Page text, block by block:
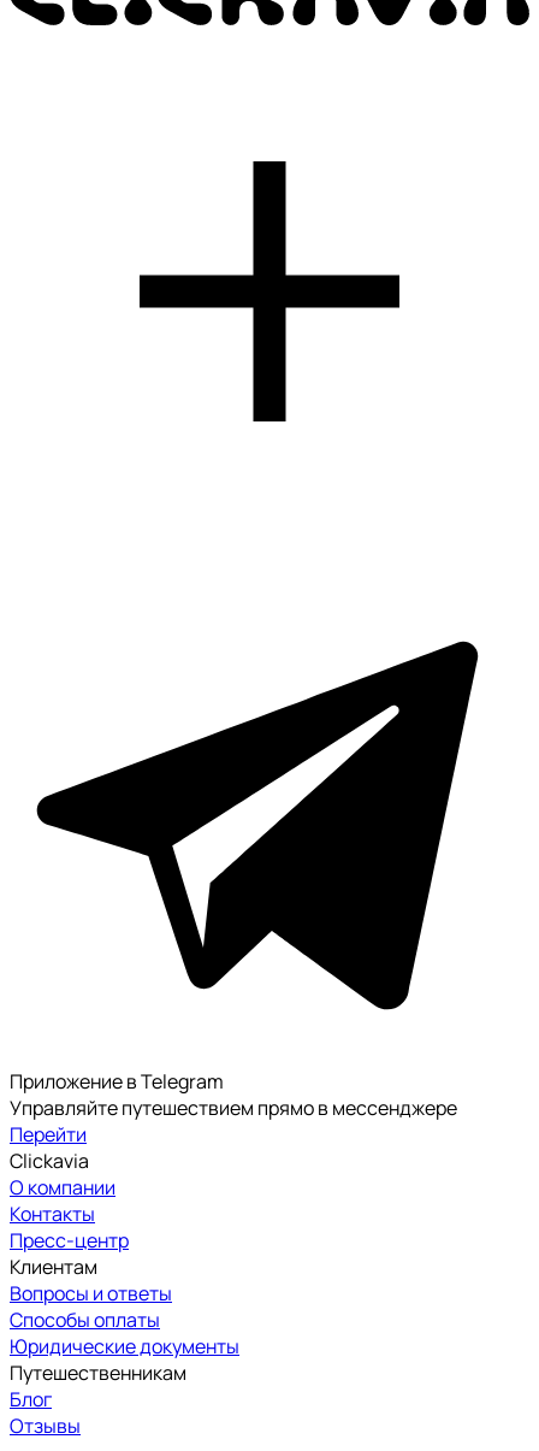
Приложение в Telegram
Управляйте путешествием прямо в мессенджере
Перейти
Clickavia
О компании
Контакты
Пресс-центр
Клиентам
Вопросы и ответы
Способы оплаты
Юридические документы
Путешественникам
Блог
Отзывы